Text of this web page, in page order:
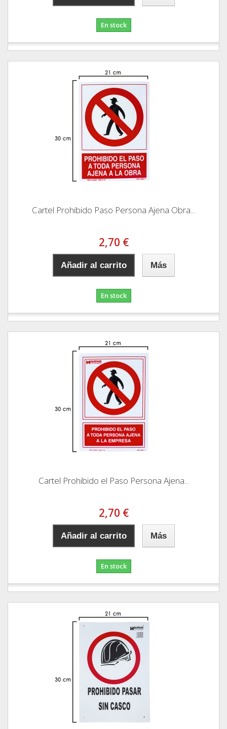
En stock
Cartel Prohibido Paso Persona Ajena Obra...
2,70 €
Añadir al carrito Más
En stock
Cartel Prohibido el Paso Persona Ajena...
2,70 €
Añadir al carrito Más
En stock